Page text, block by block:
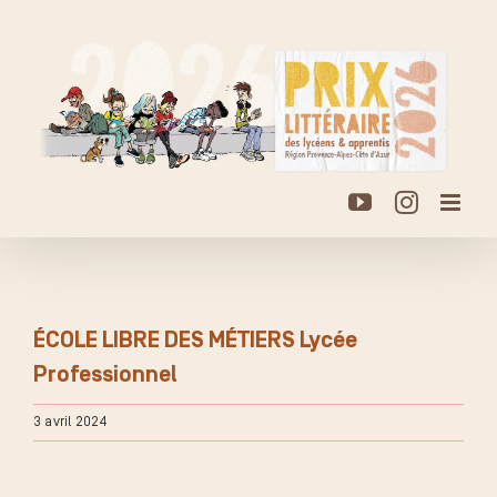
YouTube
ÉCOLE LIBRE DES MÉTIERS Lycée
Professionnel
3 avril 2024